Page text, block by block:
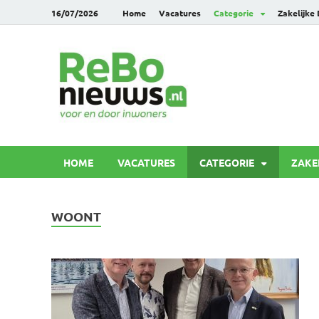
16/07/2026 Home Vacatures Categorie Zakelijke
HOME VACATURES CATEGORIE
WOONT